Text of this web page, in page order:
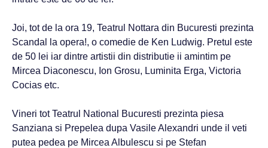
Joi, tot de la ora 19, Teatrul Nottara din Bucuresti prezinta
Scandal la opera!, o comedie de Ken Ludwig. Pretul este
de 50 lei iar dintre artistii din distributie ii amintim pe
Mircea Diaconescu, Ion Grosu, Luminita Erga, Victoria
Cocias etc.
Vineri tot Teatrul National Bucuresti prezinta piesa
Sanziana si Prepelea dupa Vasile Alexandri unde il veti
putea pedea pe Mircea Albulescu si pe Stefan